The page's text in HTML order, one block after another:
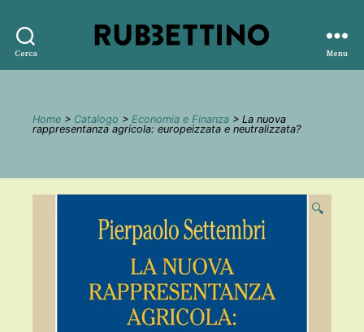
Cerca
editore
Menu
Home > Catalogo > Economia e Finanza > La nuova
rappresentanza agricola: europeizzata e neutralizzata?
🔍